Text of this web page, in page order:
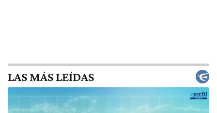
LAS MÁS LEÍDAS